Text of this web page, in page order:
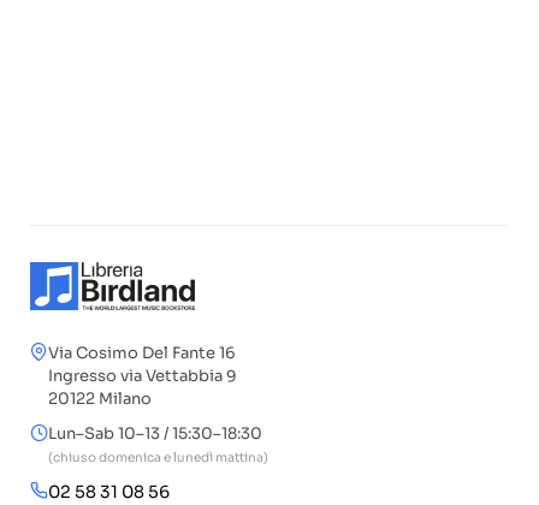
Via Cosimo Del Fante 16
Ingresso via Vettabbia 9
20122 Milano
Lun–Sab 10–13 / 15:30–18:30
(chiuso domenica e lunedì mattina)
02 58 31 08 56